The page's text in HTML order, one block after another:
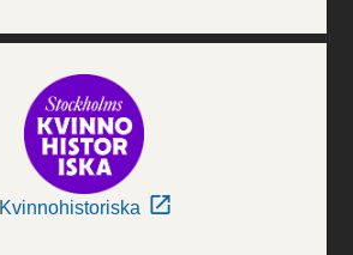
Kvinnohistoriska